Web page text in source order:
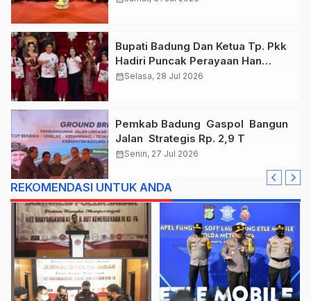
Bupati Badung Dan Ketua Tp. Pkk
Hadiri Puncak Perayaan Han
Tahun 2026
calendar_monthSelasa, 28 Jul 2026
Pemkab Badung Gaspol Bangun
Jalan Strategis Rp. 2,9 T
calendar_monthSenin, 27 Jul 2026
REKOMENDASI UNTUK ANDA